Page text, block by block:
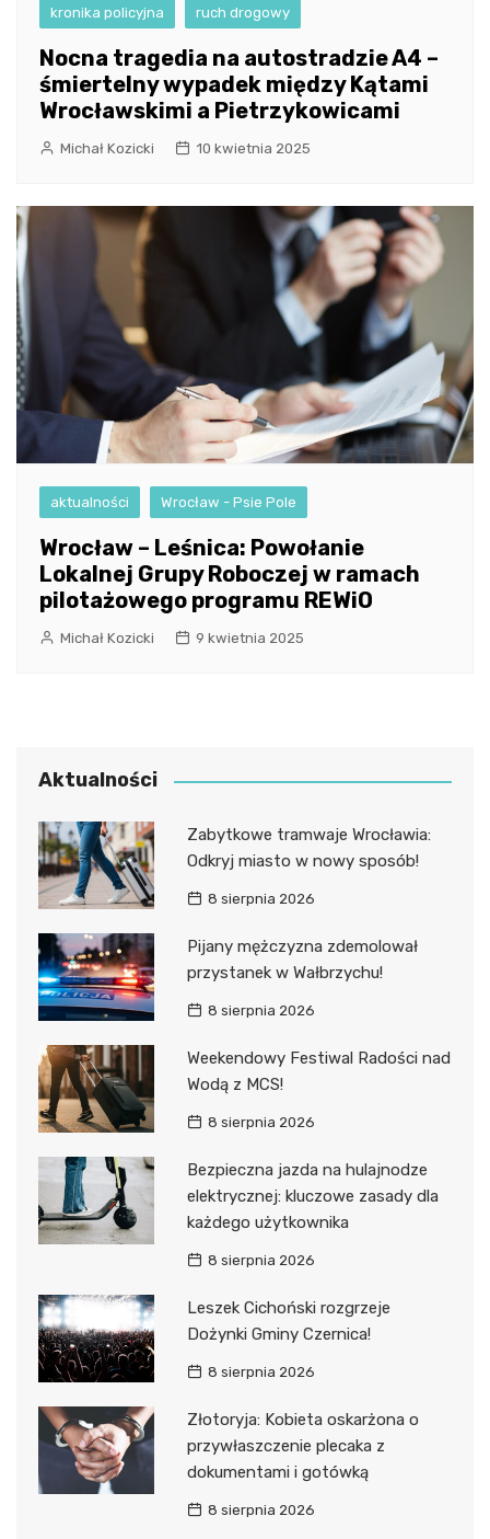
kronika policyjna ruch drogowy
Nocna tragedia na autostradzie A4 –
śmiertelny wypadek między Kątami
Wrocławskimi a Pietrzykowicami
Michał Kozicki 10 kwietnia 2025
aktualności Wrocław - Psie Pole
Wrocław – Leśnica: Powołanie
Lokalnej Grupy Roboczej w ramach
pilotażowego programu REWiO
Michał Kozicki 9 kwietnia 2025
Aktualności
Zabytkowe tramwaje Wrocławia:
Odkryj miasto w nowy sposób!
8 sierpnia 2026
Pijany mężczyzna zdemolował
przystanek w Wałbrzychu!
8 sierpnia 2026
Weekendowy Festiwal Radości nad
Wodą z MCS!
8 sierpnia 2026
Bezpieczna jazda na hulajnodze
elektrycznej: kluczowe zasady dla
każdego użytkownika
8 sierpnia 2026
Leszek Cichoński rozgrzeje
Dożynki Gminy Czernica!
8 sierpnia 2026
Złotoryja: Kobieta oskarżona o
przywłaszczenie plecaka z
dokumentami i gotówką
8 sierpnia 2026